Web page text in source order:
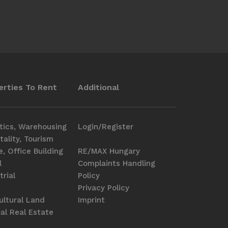
To Rent
Warehousing
Tourism
Office Building
Land
Real Estate
Additional
Login/Register
RE/MAX Hungary
Complaints Handling
Policy
Privacy Policy
Imprint